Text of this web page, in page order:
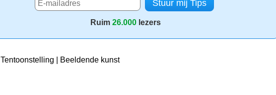
Ruim 26.000 lezers
Tentoonstelling | Beeldende kunst